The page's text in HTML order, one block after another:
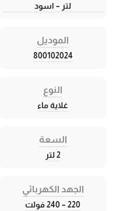
لتر – اسود
الموديل
800102024
النوع
غلاية ماء
السعة
2 لتر
الجهد الكهربائي
220 – 240 فولت